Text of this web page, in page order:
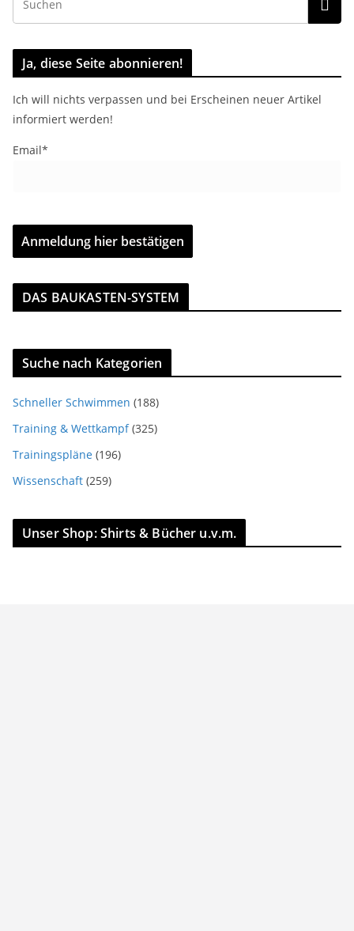
Ja, diese Seite abonnieren!
Ich will nichts verpassen und bei Erscheinen neuer Artikel
informiert werden!
Email*
DAS BAUKASTEN-SYSTEM
Suche nach Kategorien
Schneller Schwimmen (188)
Training & Wettkampf(325)
Trainingspläne (196)
Wissenschaft (259)
Unser Shop: Shirts & Bücher u.v.m.